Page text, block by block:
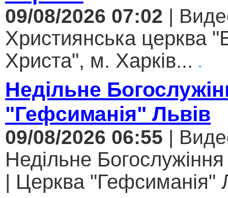
09/08/2026 07:02 |
Християнська церква
Христа", м. Харків...
Недільне
"Гефсиманія" Львів
09/08/2026 06:55 |
Недільне
| Церква "Гефсиманія"